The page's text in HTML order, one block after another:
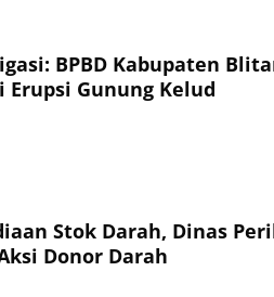
BPBD Kabupaten
Gunung Kelud
Stok Darah, Dinas
Donor Darah